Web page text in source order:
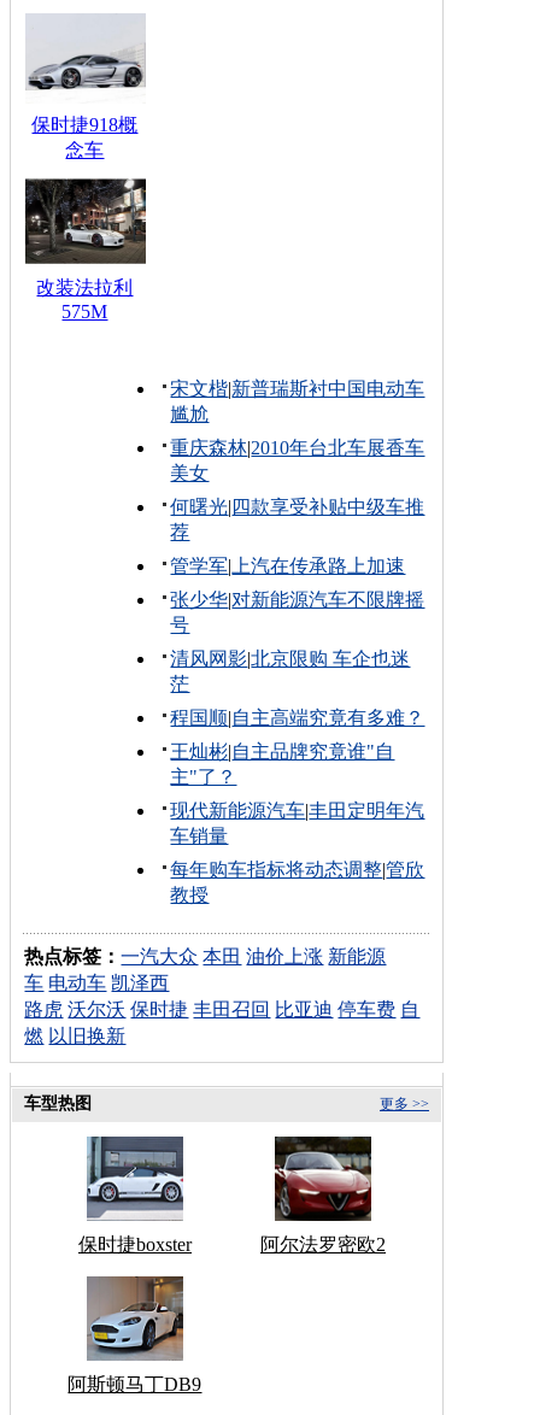
保时捷918概
念车
改装法拉利
575M
宋文楷|新普瑞斯衬中国电动车
尴尬
重庆森林|2010年台北车展香车
美女
何曙光| 四款享受补贴中级车推
荐
管学军| 上汽在传承路上加速
张少华|对新能源汽车不限牌摇
号
清风网影|北京限购 车企也迷
茫
程国顺|自主高端究竟有多难？
王灿彬|自主品牌究竟谁"自
主"了？
现代新能源汽车|丰田定明年汽
车销量
每年购车指标将动态调整|管欣
教授
热点标签：一汽大众 本田 油价上涨 新能源
车 电动车 凯泽西
路虎 沃尔沃 保时捷 丰田召回 比亚迪 停车费 自
燃 以旧换新
更多 >>
车型热图
保时捷boxster 阿尔法罗密欧2
阿斯顿马丁DB9